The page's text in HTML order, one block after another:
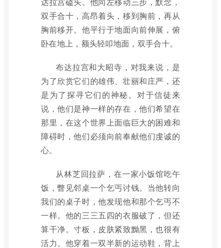
双手合十，高昂着头，移到胸前，再从
胸前移开。他平行于地面向前伸展，俯
卧在地上，额头轻叩地面，双手合十。
布达拉宫和大昭寺，对我来说，是
为了欣赏它们的雄伟、壮丽和庄严，还
是为了探寻它们的神秘。对于信徒来
说，他们是神一样的存在，他们希望在
那里，在这个世界上面临巨大的困难和
障碍时，他们必须向前奉献他们虔诚的
心。
从林芝回拉萨，在一家小饭馆吃午
饭，瞥见邻桌一个乞丐讨钱。当他转向
我们的桌子时，他发现他和那个乞丐不
一样。他的三三五四的衣服破了，但还
算干净。寸板，皮肤紧致黝黑，也很有
活力。他穿着一双半新的运动鞋，背上